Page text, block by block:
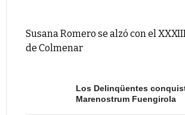
Susana Romero se alzó con el
de Colmenar
Los Delinqüentes
Marenostrum Fuengirola